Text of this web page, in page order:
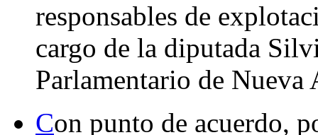
responsables de
cargo de la diputada
Parlamentario de Nueva
Con punto de acuerdo,